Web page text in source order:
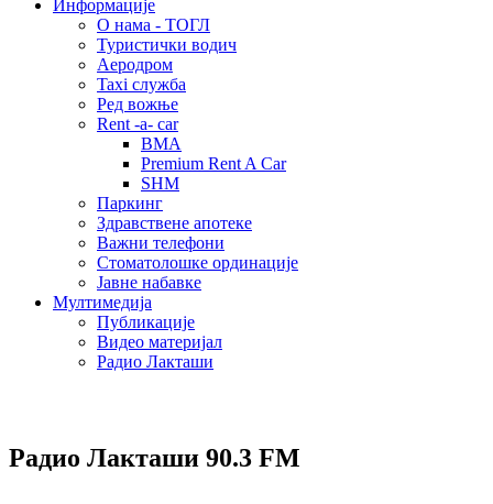
Информације
О нама - ТОГЛ
Туристички водич
Аеродром
Taxi служба
Ред вожње
Rent -a- car
BMA
Premium Rent A Car
SHM
Паркинг
Здравствене апотеке
Важни телефони
Стоматолошке ординације
Јавне набавке
Мултимедија
Публикације
Видео материјал
Радио Лакташи
Радио Лакташи 90.3 FM